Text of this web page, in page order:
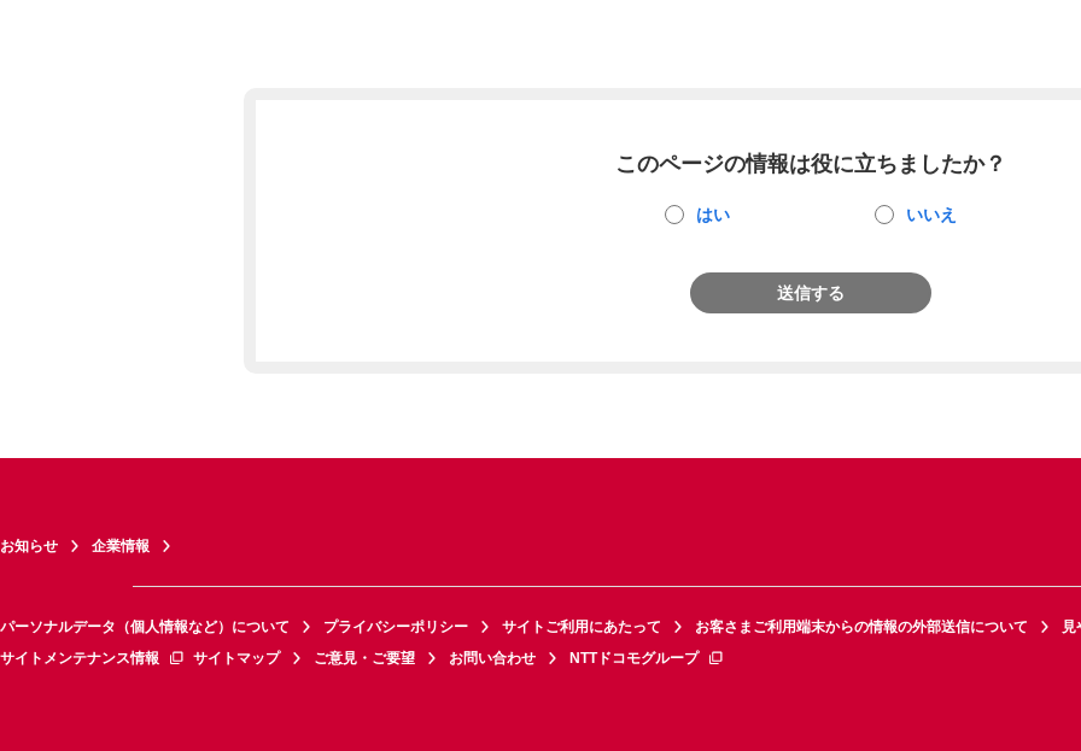
このページの情報は役に立ちましたか？
はい いいえ
送信する
お知らせ 企業情報
パーソナルデータ（個人情報など）について プライバシーポリシー サイトご利用にあたって お客さまご利用端末からの情報の外部送信について
見
サイトメンテナンス情報
サイトマップ ご意見・ご要望 お問い合わせ NTTドコモグループ